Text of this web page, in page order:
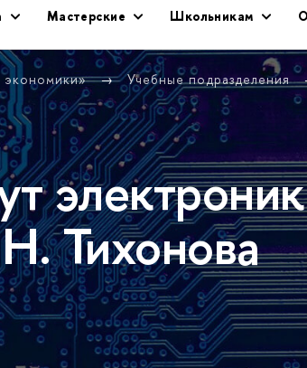
Мастерские Школьникам
экономики»
Учебные подразделения
Тихонова